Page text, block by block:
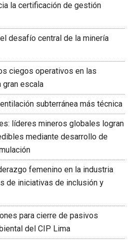
la certificación de gestión
desafío central de la minería
ciegos operativos en las
gran escala
subterránea más técnica
líderes mineros globales logran
mediante desarrollo de
femenino en la industria
de iniciativas de inclusión y
para cierre de pasivos
del CIP Lima